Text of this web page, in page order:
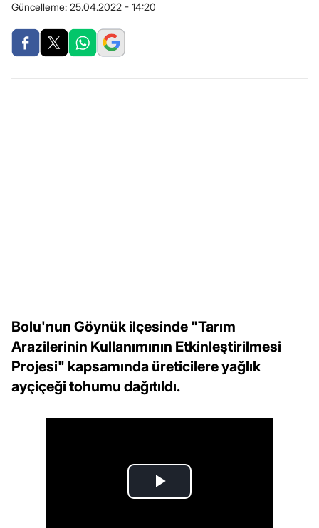
Güncelleme: 25.04.2022 - 14:20
Bolu'nun Göynük ilçesinde "Tarım
Arazilerinin Kullanımının Etkinleştirilmesi
Projesi" kapsamında üreticilere yağlık
ayçiçeği tohumu dağıtıldı.